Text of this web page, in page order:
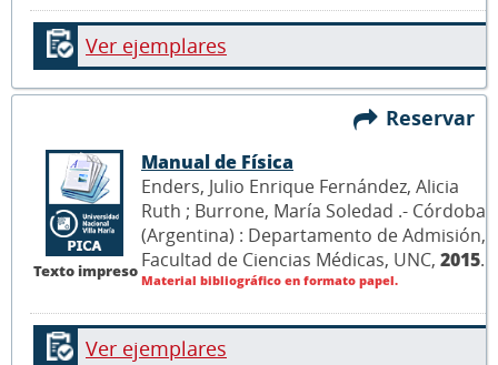
Ver ejemplares
Reservar
Texto impreso
Manual de Física
Enders, Julio Enrique Fernández, Alicia
Ruth ; Burrone, María Soledad .- Córdoba
(Argentina) : Departamento de Admisión,
Facultad de Ciencias Médicas, UNC, 2015.
Material bibliográfico en formato papel.
Ver ejemplares